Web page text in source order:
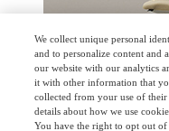
We collect unique personal
and to personalize content and
our website with our analytics
it with other information that
collected from your use of their
details about how we use
You have the right to opt out